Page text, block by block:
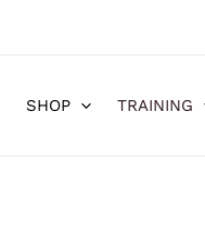
SHOP TRAINING